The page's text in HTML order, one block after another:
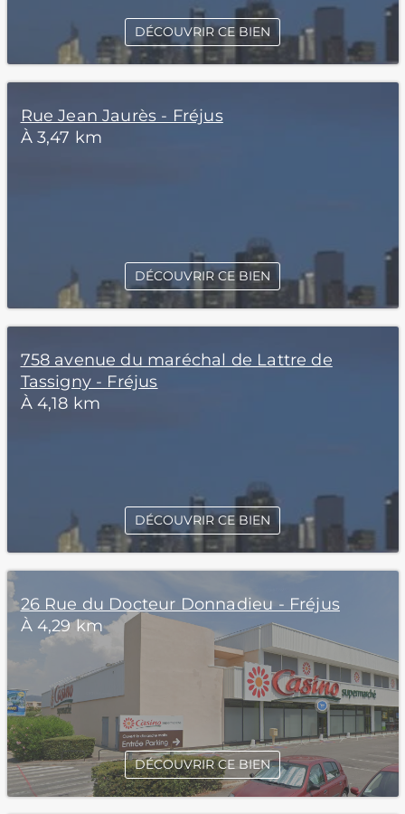
DÉCOUVRIR CE BIEN
Rue Jean Jaurès - Fréjus
À 3,47 km
DÉCOUVRIR CE BIEN
758 avenue du maréchal de Lattre de
Tassigny - Fréjus
À 4,18 km
DÉCOUVRIR CE BIEN
26 Rue du Docteur Donnadieu - Fréjus
À 4,29 km
DÉCOUVRIR CE BIEN